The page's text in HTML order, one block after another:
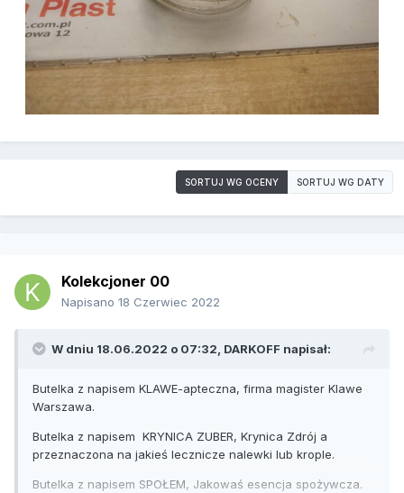
SORTUJ WG OCENY SORTUJ WG DATY
Kolekcjoner 00
Napisano 18 Czerwiec 2022
W dniu 18.06.2022 o 07:32, DARKOFF napisał:
Butelka z napisem KLAWE-apteczna, firma magister Klawe
Warszawa.
Butelka z napisem KRYNICA ZUBER, Krynica Zdrój a
przeznaczona na jakieś lecznicze nalewki lub krople.
Butelka z napisem SPOŁEM, Jakowaś esencja spożywcza.